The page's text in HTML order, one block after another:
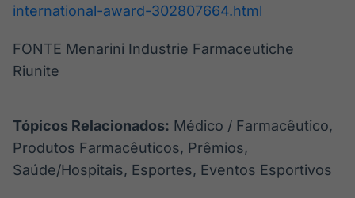
international-award-302807664.html
FONTE Menarini Industrie Farmaceutiche
Riunite
Tópicos Relacionados: Médico / Farmacêutico,
Produtos Farmacêuticos, Prêmios,
Saúde/Hospitais, Esportes, Eventos Esportivos